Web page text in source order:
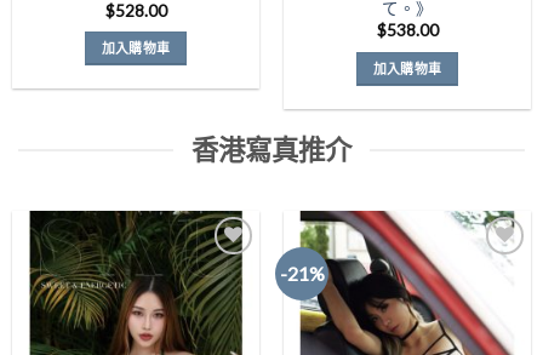
$528.00
加入購物車
て。》
$538.00
加入購物車
香港寫真推介
Add to
Wishlist
-21%
Add to
Wishlist